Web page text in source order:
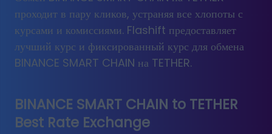
проходит в пару кликов, устраняя все хлопоты с
курсами и комиссиями. Flashift предоставляет
лучший курс и фиксированный курс для обмена
BINANCE SMART CHAIN на TETHER.
BINANCE SMART CHAIN to TETHER
Best Rate Exchange